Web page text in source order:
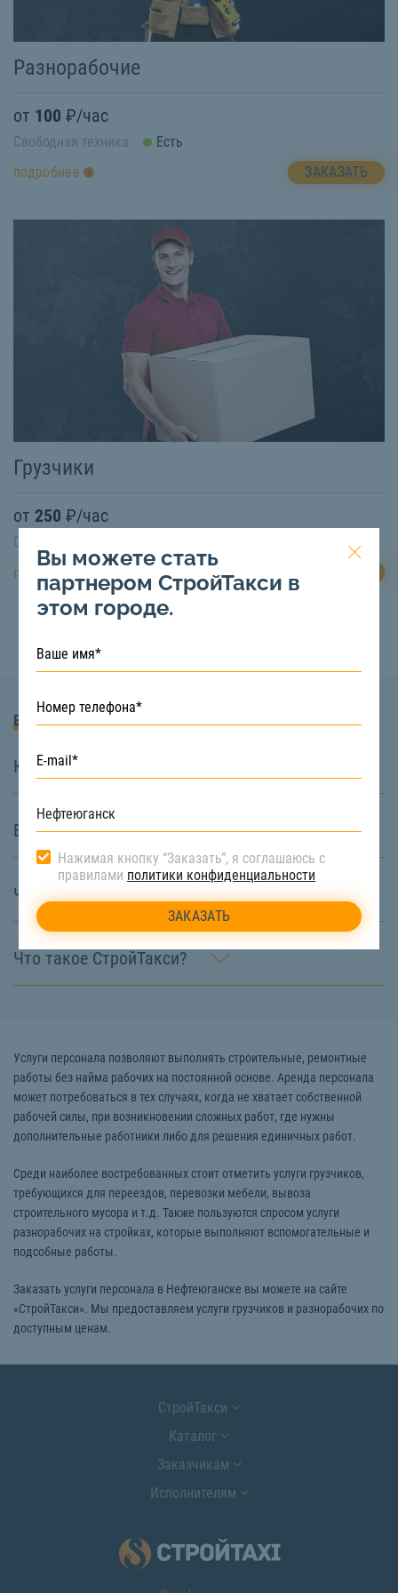
Разнорабочие
от 100 ₽/час
Свободная техника:
Есть
подробнее
ЗАКАЗАТЬ
Грузчики
от 250 ₽/час
Свободная техника:
подробнее
Вопросы и Ответы
Какие услуги вы предоставляете?
В чём особенность СтройТакси?
Что значит диспетчерская служба?
Что такое СтройТакси?
Услуги персонала позволяют выполнять строительные, ремонтные
работы без найма рабочих на постоянной основе. Аренда персонала
может потребоваться в тех случаях, когда не хватает собственной
рабочей силы, при возникновении сложных работ, где нужны
дополнительные работники либо для решения единичных работ.
Среди наиболее востребованных стоит отметить услуги грузчиков,
требующихся для переездов, перевозки мебели, вывоза
строительного мусора и т.д. Также пользуются спросом услуги
разнорабочих на стройках, которые выполняют вспомогательные и
подсобные работы.
Заказать услуги персонала в Нефтеюганске вы можете на сайте
«СтройТакси». Мы предоставляем услуги грузчиков и разнорабочих по
доступным ценам.
СтройТакси
Каталог
Заказчикам
Исполнителям
Вы можете стать
партнером СтройТакси в
этом городе.
Нажимая кнопку “Заказать”, я соглашаюсь с
правилами политики конфиденциальности